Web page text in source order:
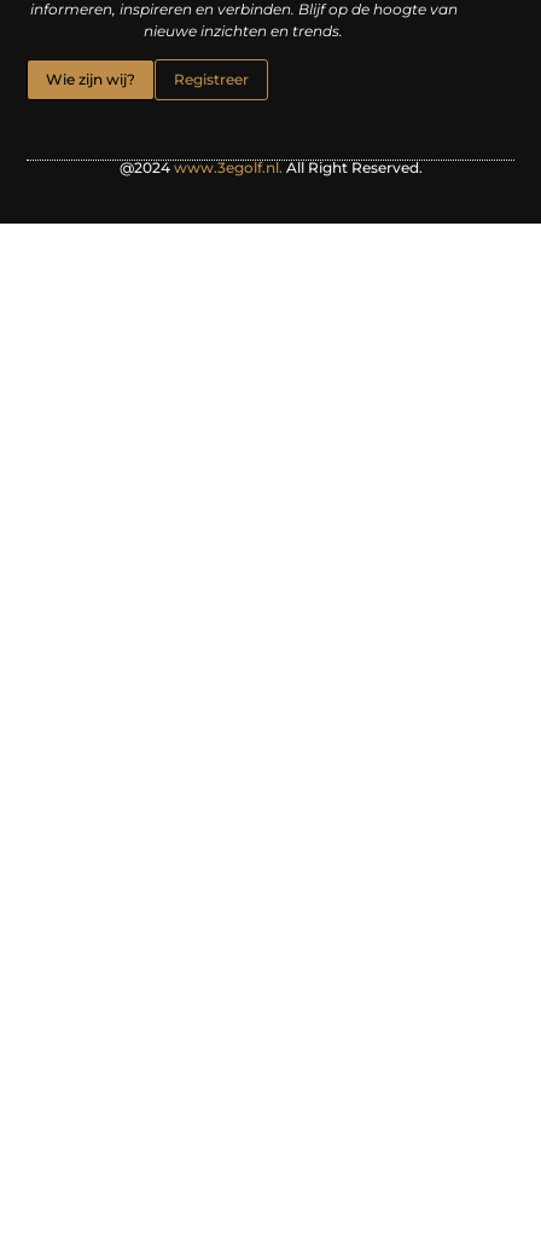
informeren, inspireren en verbinden. Blijf op de hoogte van
nieuwe inzichten en trends.
Wie zijn wij? Registreer
@2024www.3egolf.nl.All Right Reserved.